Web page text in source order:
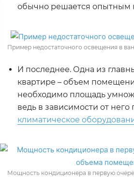
обычно решается опытным
Пример недостаточного освещения в
И последнее. Одна из
квартире – объем
необходимо площадь
ведь в зависимости от
климатическое
Мощность кондиционера в первую